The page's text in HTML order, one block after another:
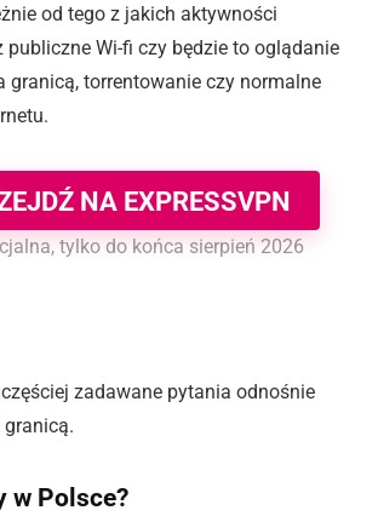
od tego z jakich aktywności
publiczne Wi-fi czy będzie to oglądanie
granicą, torrentowanie czy normalne
NA EXPRESSVPN
tylko do końca sierpień 2026
zadawane pytania odnośnie
granicą.
w Polsce?